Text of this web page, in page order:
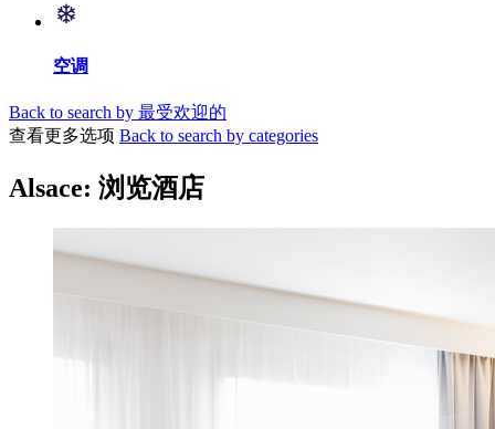
空调
Back to search by 最受欢迎的
查看更多选项 Back to search by categories
Alsace: 浏览酒店